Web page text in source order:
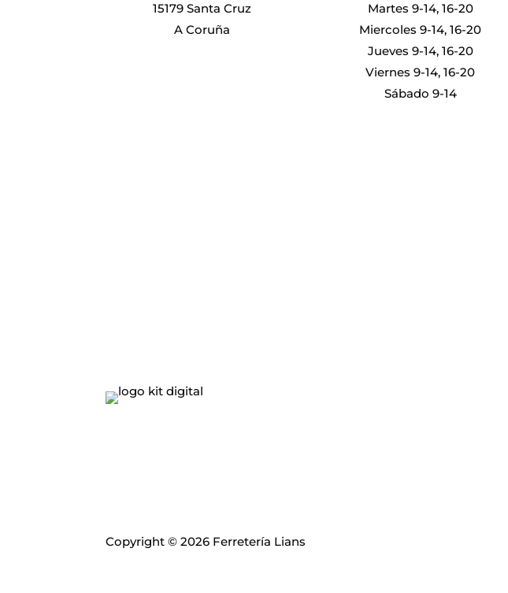
15179 Santa Cruz
A Coruña
Martes 9-14, 16-20
Miercoles 9-14, 16-20
Jueves 9-14, 16-20
Viernes 9-14, 16-20
Sábado 9-14
Copyright © 2026 Ferretería Lians